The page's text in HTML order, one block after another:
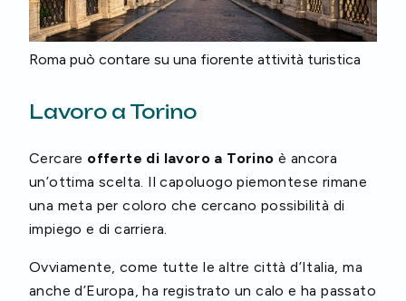
Roma può contare su una fiorente attività turistica
Lavoro a Torino
Cercare offerte di lavoro a Torino è ancora
un’ottima scelta. Il capoluogo piemontese rimane
una meta per coloro che cercano possibilità di
impiego e di carriera.
Ovviamente, come tutte le altre città d’Italia, ma
anche d’Europa, ha registrato un calo e ha passato